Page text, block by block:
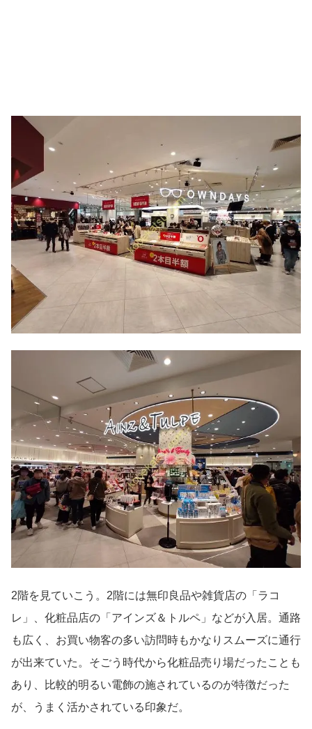
2階を見ていこう。2階には無印良品や雑貨店の「ラコ
レ」、化粧品店の「アインズ＆トルペ」などが入居。通路
も広く、お買い物客の多い訪問時もかなりスムーズに通行
が出来ていた。そごう時代から化粧品売り場だったことも
あり、比較的明るい電飾の施されているのが特徴だった
が、うまく活かされている印象だ。